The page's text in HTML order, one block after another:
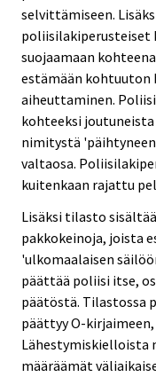
selvittämiseen.
suojaamaan
estämään kohtuuton
aiheuttaminen.
kohteeksi
nimitystä
valtaosa.
kuitenkaan rajattu
Lisäksi tilasto
pakkokeinoja, joista
'ulkomaalaisen
päättää poliisi itse,
päätöstä. Tilastossa
päättyy O-
Lähestymiskielloista
määräämät